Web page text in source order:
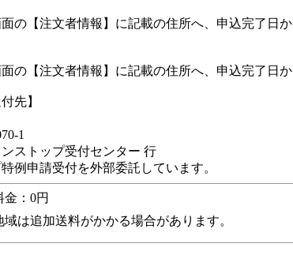
の【注文者情報】に記載の住所へ、申込完了日
の【注文者情報】に記載の住所へ、申込完了日
先】
1
ストップ受付センター 行
例申請受付を外部委託しています。
：0円
は追加送料がかかる場合があります。